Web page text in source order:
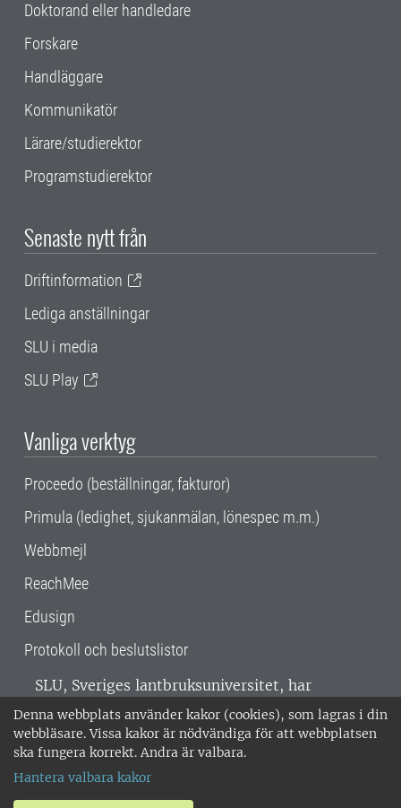
Denna webbplats använder kakor (cookies), som lagras i din
webbläsare. Vissa kakor är nödvändiga för att webbplatsen
ska fungera korrekt. Andra är valbara.
Hantera valbara kakor
Doktorand eller handledare
Forskare
Handläggare
Kommunikatör
Lärare/studierektor
Programstudierektor
Senaste nytt från
Driftinformation
Lediga anställningar
SLU i media
SLU Play
Vanliga verktyg
Proceedo (beställningar, fakturor)
Primula (ledighet, sjukanmälan, lönespec m.m.)
Webbmejl
ReachMee
Edusign
Protokoll och beslutslistor
SLU, Sveriges lantbruksuniversitet, har
verksamhet över hela Sverige. Huvudorter är
Alnarp, Uppsala och Umeå.SLU är
miljöcertifierat enligt ISO 14001. •
018-67 10 00 • Org nr: 202100-2817 •